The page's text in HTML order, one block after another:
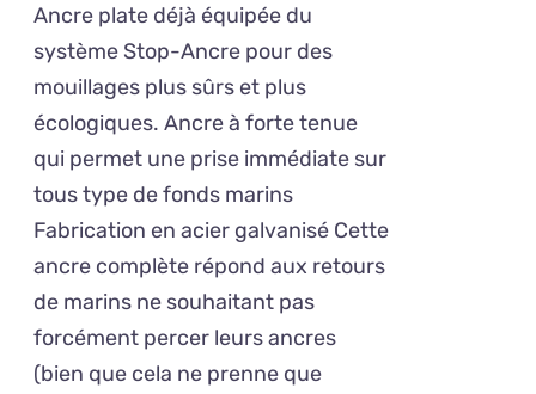
VARIATIONS.
LES
OPTIONS
PEUVENT
ÊTRE
CHOISIES
SUR
LA
PAGE
PRODUIT
Ancre plate déjà équipée du
système Stop-Ancre pour des
mouillages plus sûrs et plus
écologiques. Ancre à forte tenue
qui permet une prise immédiate sur
tous type de fonds marins
Fabrication en acier galvanisé Cette
ancre complète répond aux retours
de marins ne souhaitant pas
forcément percer leurs ancres
(bien que cela ne prenne que